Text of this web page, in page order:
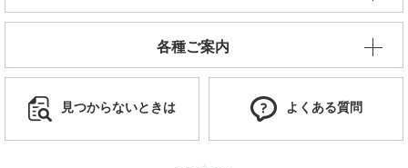
各種ご案内
見つからないときは よくある質問